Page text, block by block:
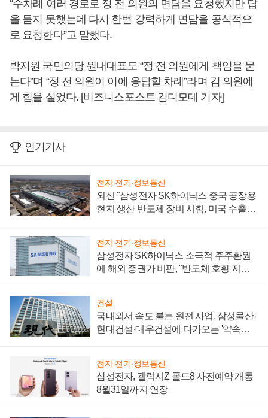
“수차례 여러 경로로 정 전 의원의 면담을 요청했지만 답
을 듣지 못했는데 다시 한번 강력하게 면담을 공식적으
로 요청한다”고 말했다.
박지원 국민의당 원내대표도 “정 전 의원에게 책임을 묻
는다”며 “정 전 의원이 이에 응답할 차례”라며 김 의원에
게 힘을 실었다. [비즈니스포스트 김디모데 기자]
인기기사
전자·전기·정보통신
외신 "삼성전자 SK하이닉스 중국 공장용
현지 생산 반도체 장비 시험, 미국 수출통
전자·전기·정보통신
삼성전자 SK하이닉스 소극적 주주환원
에 해외 증권가 비판, "반도체 호황 지속
건설
국내외서 속도 붙는 원전 사업, 삼성물산·
현대건설·대우건설에 다가오는 '약속의
전자·전기·정보통신
삼성전자, 갤럭시Z 폴드8 사전예약 개통
8월31일까지 연장